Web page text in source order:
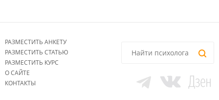
РАЗМЕСТИТЬ АНКЕТУ
РАЗМЕСТИТЬ СТАТЬЮ
РАЗМЕСТИТЬ КУРС
О САЙТЕ
КОНТАКТЫ